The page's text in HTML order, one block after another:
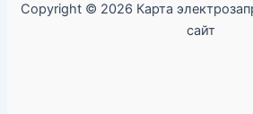
Copyright © 2026 Карта
сайт